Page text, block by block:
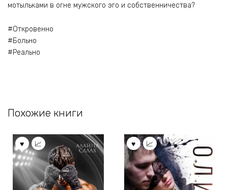
мотыльками в огне мужского эго и собственничества?
#Откровенно
#Больно
#Реально
Похожие книги